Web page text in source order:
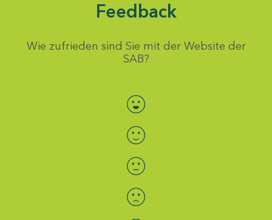
Feedback
Wie zufrieden sind Sie mit der Website der
SAB?
Bewertung auswählen